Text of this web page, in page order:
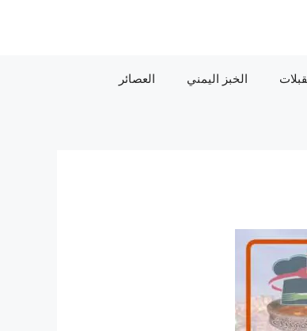
الخبز اليمني العصائر